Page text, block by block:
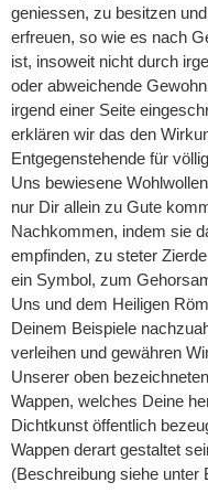
geniessen, zu besitzen
erfreuen, so wie es nach
ist, insoweit nicht durch
oder abweichende
irgend einer Seite
erklären wir das den
Entgegenstehende für
Uns bewiesene
nur Dir allein zu Gute
Nachkommen, indem sie
empfinden, zu steter
ein Symbol, zum
Uns und dem Heiligen
Deinem Beispiele
verleihen und gewähren
Unserer oben
Wappen, welches Deine
Dichtkunst öffentlich
Wappen derart gestaltet
(Beschreibung siehe unter